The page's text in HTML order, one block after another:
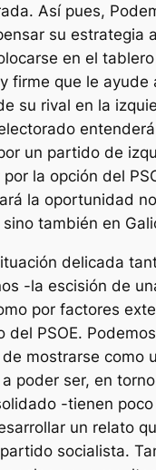
Así pues,
su estrategia
en el
firme que le ayude
su rival en la
un partido de
la opción del
la oportunidad
también en
delicada
-la escisión de
por factores
del PSOE.
mostrarse como
poder ser, en
-tienen
un relato
socialista.